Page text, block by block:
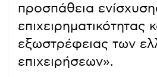
προσπάθεια
επιχειρηματικότητας
εξωστρέφειας των
επιχειρήσεων».